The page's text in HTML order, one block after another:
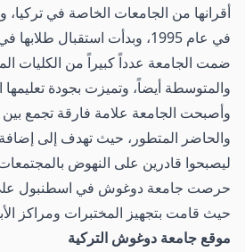
أقرانها من الجامعات الخاصة في
ضمت الجامعة عدداً كبيراً من الكليات
والمتوسطة أيضاً، وتميزت بجودة تعليمها
وأصبحت الجامعة علامة فارقة تجمع بين
والحاضر المتطور، حيث تهدف إلى
ليصبحوا قادرين على النهوض بالمجتمعات
حرصت جامعة دوغوش في اسطنبول
حيث قامت بتجهيز المختبرات ومراكز
موقع جامعة دوغوش التركية